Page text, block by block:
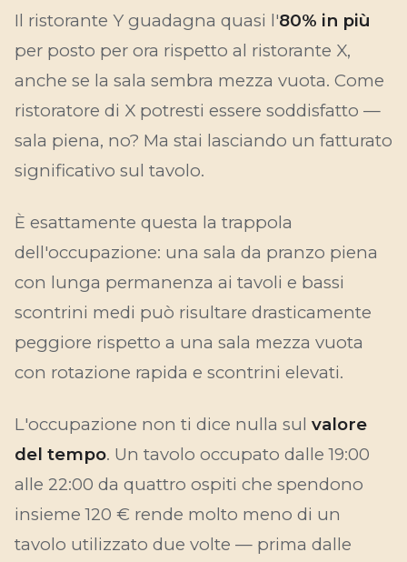
Il ristorante Y guadagna quasi l'80% in più
per posto per ora rispetto al ristorante X,
anche se la sala sembra mezza vuota. Come
ristoratore di X potresti essere soddisfatto —
sala piena, no? Ma stai lasciando un fatturato
significativo sul tavolo.
È esattamente questa la trappola
dell'occupazione: una sala da pranzo piena
con lunga permanenza ai tavoli e bassi
scontrini medi può risultare drasticamente
peggiore rispetto a una sala mezza vuota
con rotazione rapida e scontrini elevati.
L'occupazione non ti dice nulla sul valore
del tempo. Un tavolo occupato dalle 19:00
alle 22:00 da quattro ospiti che spendono
insieme 120 € rende molto meno di un
tavolo utilizzato due volte — prima dalle